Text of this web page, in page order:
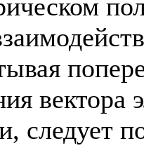
вектора
следует